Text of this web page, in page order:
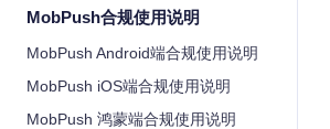
MobPush合规使用说明
MobPush Android端合规使用说明
MobPush iOS端合规使用说明
MobPush 鸿蒙端合规使用说明